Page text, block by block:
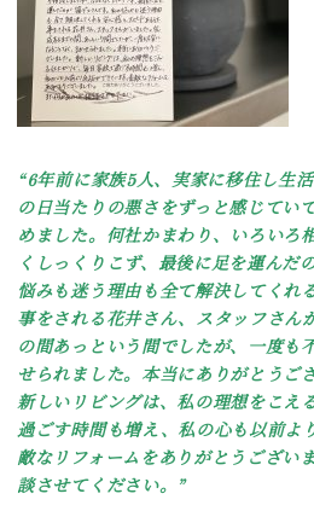
“6年前に家族5人、実家に移住し生
の日当たりの悪さをずっと感じてい
めました。何社かまわり、いろいろ
くしっくりこず、最後に足を運んだ
悩みも迷う理由も全て解決してくれ
事をされる花井さん、スタッフさん
の間あっという間でしたが、一度も
せられました。本当にありがとうご
新しいリビングは、私の理想をこえ
過ごす時間も増え、私の心も以前よ
敵なリフォームをありがとうござい
談させてください。”